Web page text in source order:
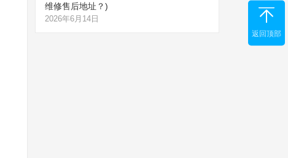
维修售后地址？)
2026年6月14日
返回顶部